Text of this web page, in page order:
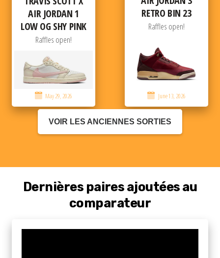
AIR JORDAN 1
LOW OG SHY PINK
Raffles open!
May 29, 2026
RETRO BIN 23
Raffles open!
June 13, 2026
VOIR LES ANCIENNES SORTIES
Dernières paires ajoutées au
comparateur